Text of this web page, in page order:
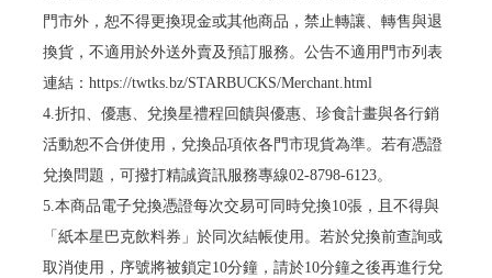
門市外，恕不得更換現金或其他商品，禁止轉讓、轉售與退
換貨，不適用於外送外賣及預訂服務。公告不適用門市列表
連結：https://twtks.bz/STARBUCKS/Merchant.html
4.折扣、優惠、兌換星禮程回饋與優惠、珍食計畫與各行銷
活動恕不合併使用，兌換品項依各門市現貨為準。若有憑證
兌換問題，可撥打精誠資訊服務專線02-8798-6123。
5.本商品電子兌換憑證每次交易可同時兌換10張，且不得與
「紙本星巴克飲料券」於同次結帳使用。若於兌換前查詢或
取消使用，序號將被鎖定10分鐘，請於10分鐘之後再進行兌